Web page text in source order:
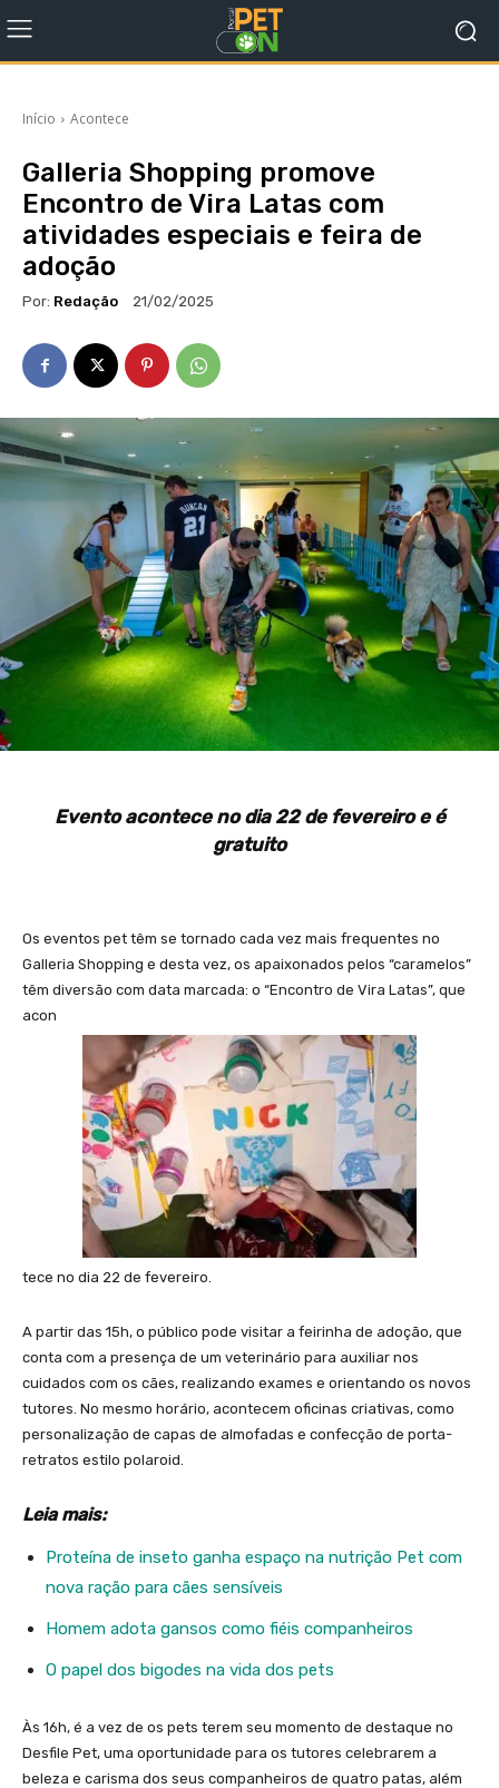
Início Acontece
Galleria Shopping promove
Encontro de Vira Latas com
atividades especiais e feira de
adoção
Por: Redação 21/02/2025
Evento acontece no dia 22 de fevereiro e é
gratuito
Os eventos pet têm se tornado cada vez mais frequentes no
Galleria Shopping e desta vez, os apaixonados pelos “caramelos”
têm diversão com data marcada: o “Encontro de Vira Latas”, que
acon
tece no dia 22 de fevereiro.
A partir das 15h, o público pode visitar a feirinha de adoção, que
conta com a presença de um veterinário para auxiliar nos
cuidados com os cães, realizando exames e orientando os novos
tutores. No mesmo horário, acontecem oficinas criativas, como
personalização de capas de almofadas e confecção de porta-
retratos estilo polaroid.
Leia mais:
Proteína de inseto ganha espaço na nutrição Pet com
nova ração para cães sensíveis
Homem adota gansos como fiéis companheiros
O papel dos bigodes na vida dos pets
Às 16h, é a vez de os pets terem seu momento de destaque no
Desfile Pet, uma oportunidade para os tutores celebrarem a
beleza e carisma dos seus companheiros de quatro patas, além